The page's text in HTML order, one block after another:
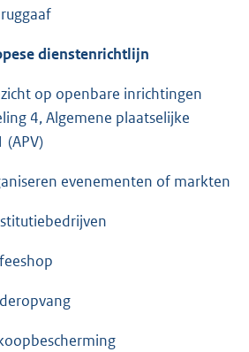
dienstenrichtlijn
op openbare inrichtingen
4, Algemene plaatselijke
evenementen of markten